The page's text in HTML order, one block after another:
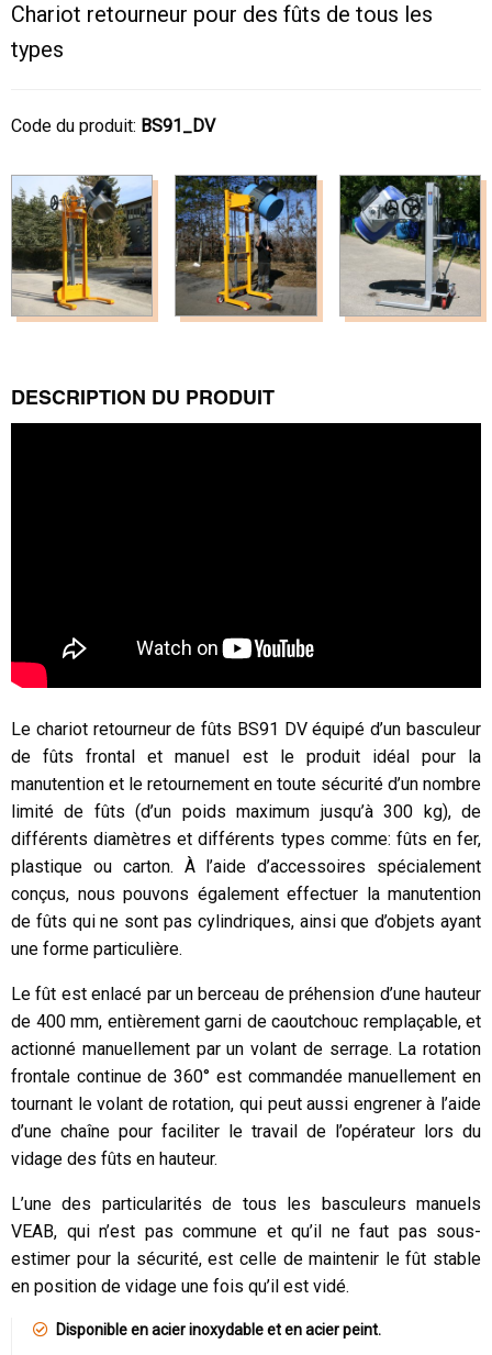
Chariot retourneur pour des fûts de tous les
types
Code du produit: BS91_DV
DESCRIPTION DU PRODUIT
Le chariot retourneur de fûts BS91 DV équipé d’un basculeur
de fûts frontal et manuel est le produit idéal pour la
manutention et le retournement en toute sécurité d’un nombre
limité de fûts (d’un poids maximum jusqu’à 300 kg), de
différents diamètres et différents types comme: fûts en fer,
plastique ou carton. À l’aide d’accessoires spécialement
conçus, nous pouvons également effectuer la manutention
de fûts qui ne sont pas cylindriques, ainsi que d’objets ayant
une forme particulière.
Le fût est enlacé par un berceau de préhension d’une hauteur
de 400 mm, entièrement garni de caoutchouc remplaçable, et
actionné manuellement par un volant de serrage. La rotation
frontale continue de 360° est commandée manuellement en
tournant le volant de rotation, qui peut aussi engrener à l’aide
d’une chaîne pour faciliter le travail de l’opérateur lors du
vidage des fûts en hauteur.
L’une des particularités de tous les basculeurs manuels
VEAB, qui n’est pas commune et qu’il ne faut pas sous-
estimer pour la sécurité, est celle de maintenir le fût stable
en position de vidage une fois qu’il est vidé.
Disponible en acier inoxydable et en acier peint.